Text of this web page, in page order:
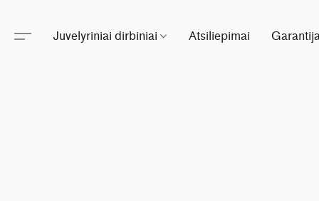
Juvelyriniai dirbiniai Atsiliepimai